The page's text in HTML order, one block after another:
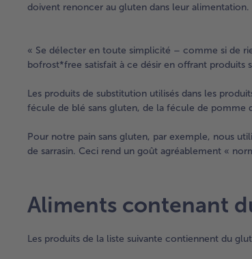
doivent renoncer au gluten dans leur alimentation.
« Se délecter en toute simplicité – comme si de
bofrost*free satisfait à ce désir en offrant produits
Les produits de substitution utilisés dans les
fécule de blé sans gluten, de la fécule de pomme
Pour notre pain sans gluten, par exemple, nous
de sarrasin. Ceci rend un goût agréablement «
Aliments contenant
Les produits de la liste suivante contiennent du